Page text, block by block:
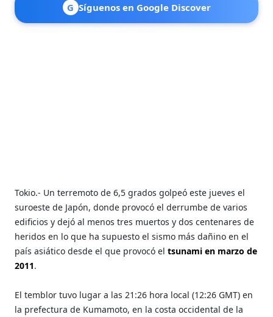
G Síguenos en Google Discover
Tokio.- Un terremoto de 6,5 grados golpeó este jueves el
suroeste de Japón, donde provocó el derrumbe de varios
edificios y dejó al menos tres muertos y dos centenares de
heridos en lo que ha supuesto el sismo más dañino en el
país asiático desde el que provocó eltsunami en marzo de
2011.
El temblor tuvo lugar a las 21:26 hora local (12:26 GMT) en
la prefectura de Kumamoto, en la costa occidental de la